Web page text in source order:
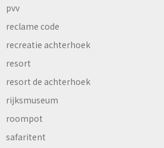
pvv
reclame code
recreatie achterhoek
resort
resort de achterhoek
rijksmuseum
roompot
safaritent